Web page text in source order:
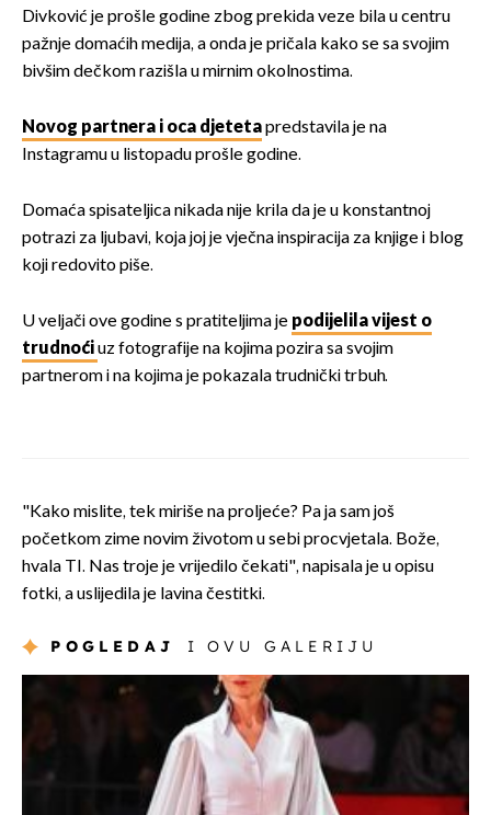
Divković je prošle godine zbog prekida veze bila u centru
pažnje domaćih medija, a onda je pričala kako se sa svojim
bivšim dečkom razišla u mirnim okolnostima.
Novog partnera i oca djetetapredstavila je na
Instagramu u listopadu prošle godine.
Domaća spisateljica nikada nije krila da je u konstantnoj
potrazi za ljubavi, koja joj je vječna inspiracija za knjige i blog
koji redovito piše.
U veljači ove godine s pratiteljima je podijelila vijest o
trudnoćiuz fotografije na kojima pozira sa svojim
partnerom i na kojima je pokazala trudnički trbuh.
"Kako mislite, tek miriše na proljeće? Pa ja sam još
početkom zime novim životom u sebi procvjetala. Bože,
hvala TI. Nas troje je vrijedilo čekati", napisala je u opisu
fotki, a uslijedila je lavina čestitki.
POGLEDAJ I OVU GALERIJU